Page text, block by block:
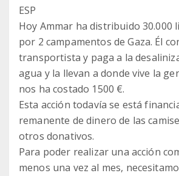
ESP
Hoy Ammar ha distribuido 30.000
por 2 campamentos de Gaza. Él
transportista y paga a la
agua y la llevan a donde vive la
nos ha costado 1500 €.
Esta acción todavía se está
remanente de dinero de las
otros donativos.
Para poder realizar una acción
menos una vez al mes,